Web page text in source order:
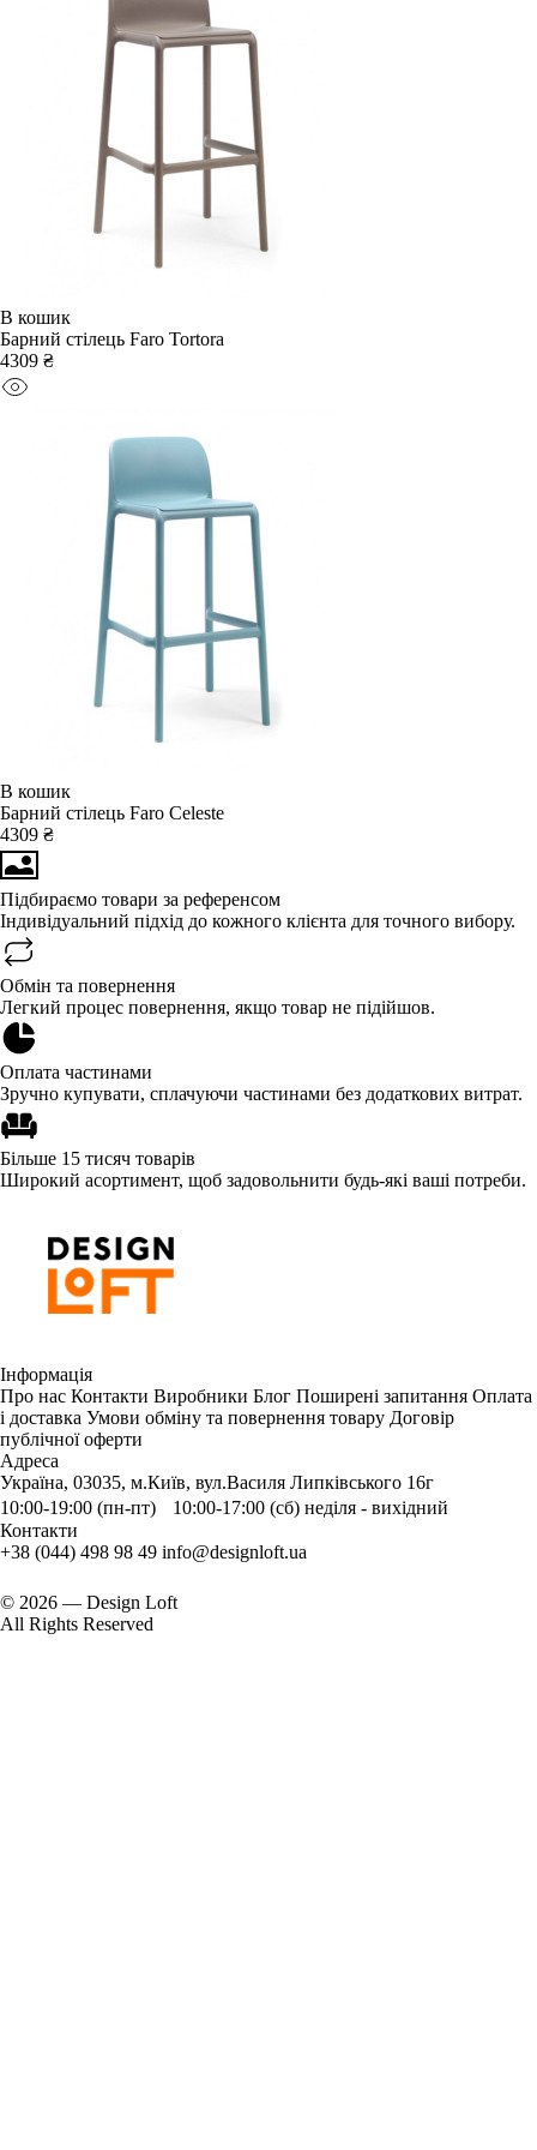
В кошик
Барний стілець Faro Tortora
4309 ₴
В кошик
Барний стілець Faro Celeste
4309 ₴
Підбираємо товари за референсом
Індивідуальний підхід до кожного клієнта для точного вибору.
Обмін та повернення
Легкий процес повернення, якщо товар не підійшов.
Оплата частинами
Зручно купувати, сплачуючи частинами без додаткових витрат.
Більше 15 тисяч товарів
Широкий асортимент, щоб задовольнити будь-які ваші потреби.
Інформація
Про нас Контакти Виробники Блог Поширені запитання Оплата
і доставка Умови обміну та повернення товару Договір
публічної оферти
Адреса
Україна, 03035, м.Київ, вул.Василя Липківського 16г
10:00-19:00 (пн-пт) 10:00-17:00 (сб) неділя - вихідний
Контакти
+38 (044) 498 98 49 info@designloft.ua
© 2026 — Design Loft
All Rights Reserved